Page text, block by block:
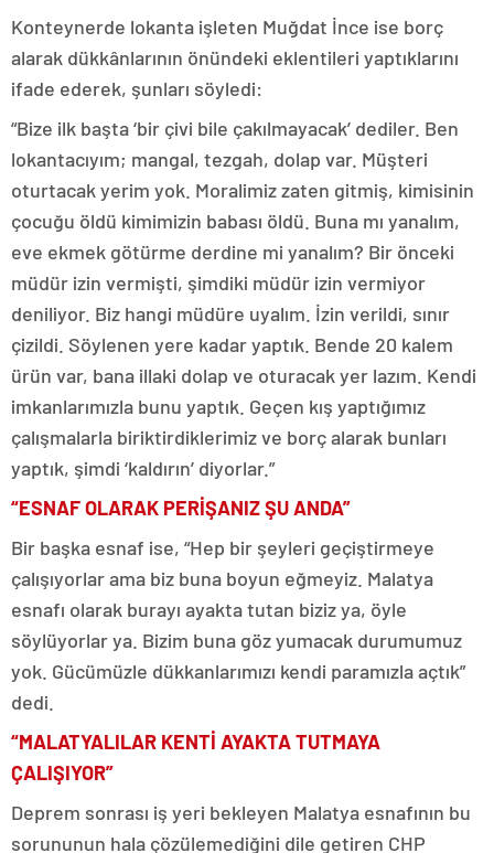
Konteynerde lokanta işleten Muğdat İnce ise borç
alarak dükkânlarının önündeki eklentileri yaptıklarını
ifade ederek, şunları söyledi:
“Bize ilk başta ‘bir çivi bile çakılmayacak’ dediler. Ben
lokantacıyım; mangal, tezgah, dolap var. Müşteri
oturtacak yerim yok. Moralimiz zaten gitmiş, kimisinin
çocuğu öldü kimimizin babası öldü. Buna mı yanalım,
eve ekmek götürme derdine mi yanalım? Bir önceki
müdür izin vermişti, şimdiki müdür izin vermiyor
deniliyor. Biz hangi müdüre uyalım. İzin verildi, sınır
çizildi. Söylenen yere kadar yaptık. Bende 20 kalem
ürün var, bana illaki dolap ve oturacak yer lazım. Kendi
imkanlarımızla bunu yaptık. Geçen kış yaptığımız
çalışmalarla biriktirdiklerimiz ve borç alarak bunları
yaptık, şimdi ‘kaldırın’ diyorlar.”
“ESNAF OLARAK PERİŞANIZ ŞU ANDA”
Bir başka esnaf ise, “Hep bir şeyleri geçiştirmeye
çalışıyorlar ama biz buna boyun eğmeyiz. Malatya
esnafı olarak burayı ayakta tutan biziz ya, öyle
söylüyorlar ya. Bizim buna göz yumacak durumumuz
yok. Gücümüzle dükkanlarımızı kendi paramızla açtık”
dedi.
“MALATYALILAR KENTİ AYAKTA TUTMAYA
ÇALIŞIYOR”
Deprem sonrası iş yeri bekleyen Malatya esnafının bu
sorununun hala çözülemediğini dile getiren CHP